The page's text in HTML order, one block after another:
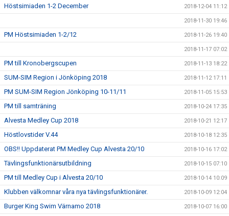
Höstsimiaden 1-2 December 2018-12-04 11:12
2018-11-30 19:46
PM Höstsimiaden 1-2/12 2018-11-26 19:40
2018-11-17 07:02
PM till Kronobergscupen 2018-11-13 18:22
SUM-SIM Region i Jönköping 2018 2018-11-12 17:11
PM SUM-SIM Region Jönköping 10-11/11 2018-11-05 15:53
PM till samträning 2018-10-24 17:35
Alvesta Medley Cup 2018 2018-10-21 12:17
Höstlovstider V.44 2018-10-18 12:35
OBS!! Uppdaterat PM Medley Cup Alvesta 20/10 2018-10-16 17:02
Tävlingsfunktionärsutbildning 2018-10-15 07:10
PM till Medley Cup i Alvesta 20/10 2018-10-14 10:09
Klubben välkomnar våra nya tävlingsfunktionärer. 2018-10-09 12:04
Burger King Swim Värnamo 2018 2018-10-07 16:00